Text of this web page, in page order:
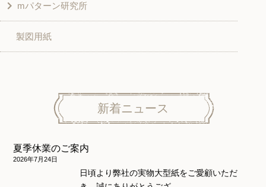
その他
ベスト・ジャケット・コート
スカート
ニット地専用
和風衣類
その他
こども＆ベビー
ボトムス
ワンピース＆スーツ
ウェディング・コスチューム
mパターン研究所
子供服
ワンピース
スカート・パンツ
製図用紙
新着ニュース
夏季休業のご案内
2026年7月24日
日頃より弊社の実物大型紙をご愛顧いただ